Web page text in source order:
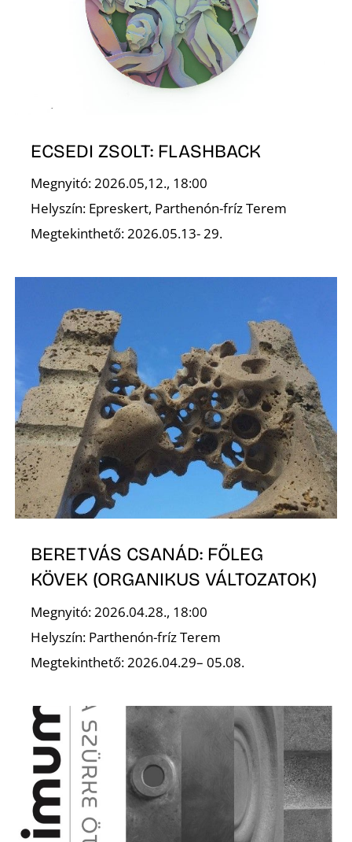
ECSEDI ZSOLT: FLASHBACK
Megnyitó: 2026.05,12., 18:00
Helyszín: Epreskert, Parthenón-fríz Terem
Megtekinthető: 2026.05.13- 29.
BERETVÁS CSANÁD: FŐLEG
KÖVEK (ORGANIKUS VÁLTOZATOK)
Megnyitó: 2026.04.28., 18:00
Helyszín: Parthenón-fríz Terem
Megtekinthető: 2026.04.29– 05.08.